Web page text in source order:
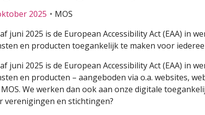
2025
MOS
juni 2025 is de European Accessibility Act (EAA) in
en producten toegankelijk te maken voor
juni 2025 is de European Accessibility Act (EAA) in
en producten – aangeboden via o.a. websites,
We werken dan ook aan onze digitale
verenigingen en stichtingen?